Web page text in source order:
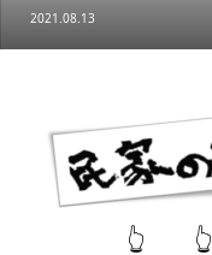
2021.08.13
👆 👆